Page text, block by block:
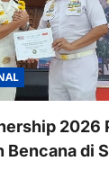
2026
di